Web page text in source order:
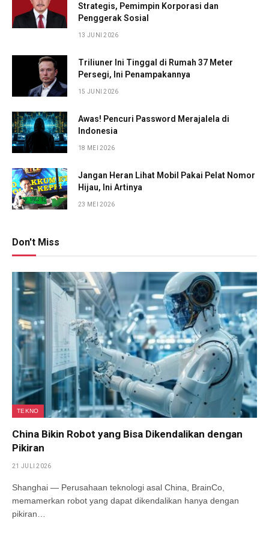
Strategis, Pemimpin Korporasi dan
Penggerak Sosial
13 JUNI 2026
Triliuner Ini Tinggal di Rumah 37 Meter
Persegi, Ini Penampakannya
15 JUNI 2026
Awas! Pencuri Password Merajalela di
Indonesia
18 MEI 2026
Jangan Heran Lihat Mobil Pakai Pelat Nomor
Hijau, Ini Artinya
23 MEI 2026
Don't Miss
TEKNO
China Bikin Robot yang Bisa Dikendalikan dengan
Pikiran
21 JULI 2026
Shanghai — Perusahaan teknologi asal China, BrainCo,
memamerkan robot yang dapat dikendalikan hanya dengan
pikiran…